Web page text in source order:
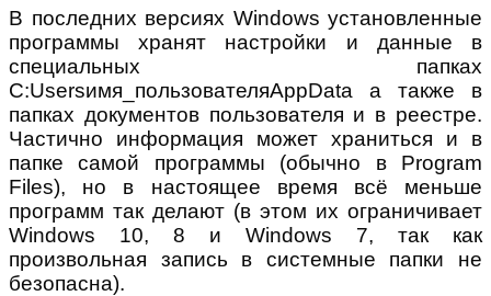
В последних версиях Windows установленные
программы хранят настройки и данные в
специальных папках
C:Usersимя_пользователяAppData а также в
папках документов пользователя и в реестре.
Частично информация может храниться и в
папке самой программы (обычно в Program
Files), но в настоящее время всё меньше
программ так делают (в этом их ограничивает
Windows 10, 8 и Windows 7, так как
произвольная запись в системные папки не
безопасна).